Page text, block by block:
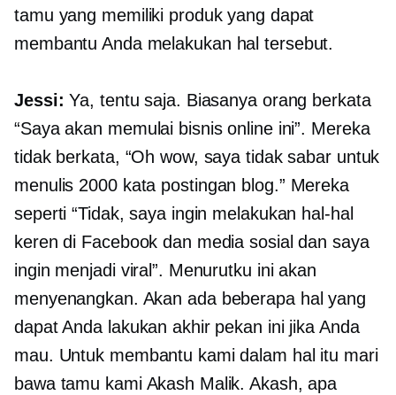
tamu yang memiliki produk yang dapat
membantu Anda melakukan hal tersebut.
Jessi: Ya, tentu saja. Biasanya orang berkata
“Saya akan memulai bisnis online ini”. Mereka
tidak berkata, “Oh wow, saya tidak sabar untuk
menulis 2000 kata postingan blog.” Mereka
seperti “Tidak, saya ingin melakukan hal-hal
keren di Facebook dan media sosial dan saya
ingin menjadi viral”. Menurutku ini akan
menyenangkan. Akan ada beberapa hal yang
dapat Anda lakukan akhir pekan ini jika Anda
mau. Untuk membantu kami dalam hal itu mari
bawa tamu kami Akash Malik. Akash, apa